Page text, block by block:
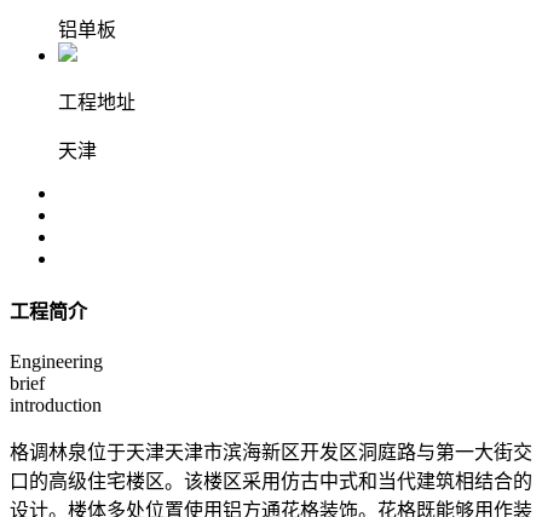
铝单板
工程地址
天津
工程简介
Engineering
brief
introduction
格调林泉位于天津天津市滨海新区开发区洞庭路与第一大街交
口的高级住宅楼区。该楼区采用仿古中式和当代建筑相结合的
设计。楼体多处位置使用铝方通花格装饰。花格既能够用作装